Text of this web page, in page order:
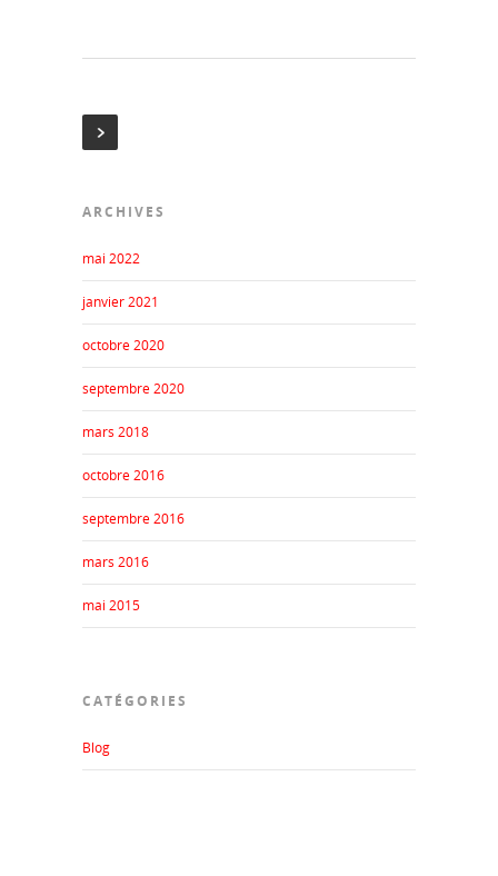
ARCHIVES
mai 2022
janvier 2021
octobre 2020
septembre 2020
mars 2018
octobre 2016
septembre 2016
mars 2016
mai 2015
CATÉGORIES
Blog